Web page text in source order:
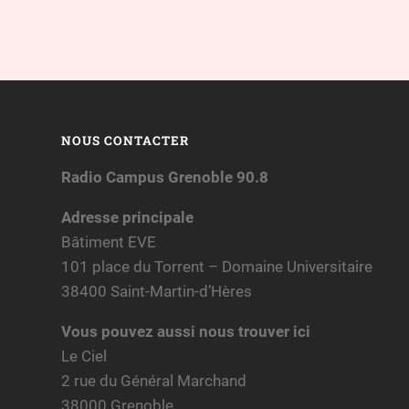
NOUS CONTACTER
Radio Campus Grenoble 90.8
Adresse principale
Bâtiment EVE
101 place du Torrent – Domaine Universitaire
38400 Saint-Martin-d’Hères
Vous pouvez aussi nous trouver ici
Le Ciel
2 rue du Général Marchand